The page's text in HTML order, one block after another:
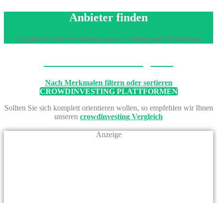
Anbieter finden
Vergleichen Sie hier direkt weitere Anbieter und Plattformen
Nach Merkmalen filtern oder sortieren
CROWDINVESTING PLATTFORMEN
Sollten Sie sich komplett orientieren wollen, so empfehlen wir Ihnen
unseren crowdinvesting Vergleich
Anzeige